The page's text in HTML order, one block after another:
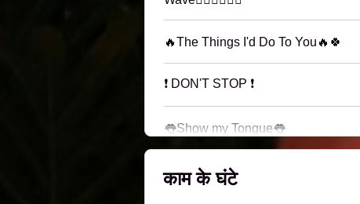
🔥The Things I'd Do To You🔥🍀
❗️ DON'T STOP ❗️
👅Show my Tongue👅
काम के घंटे